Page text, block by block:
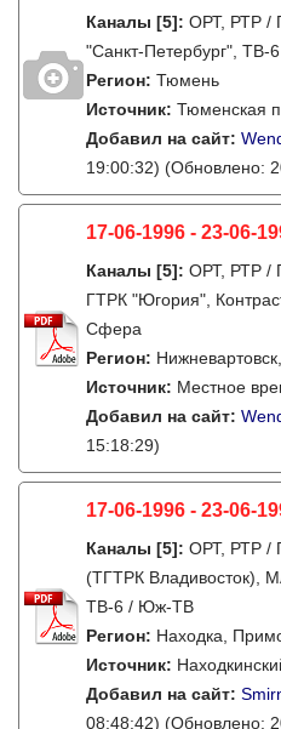
Каналы [5]: ОРТ, РТР /
"Санкт-Петербург", ТВ-
Регион: Тюмень
Источник: Тюменская
Добавил на сайт:
19:00:32) (Обновлено:
17-06-1996 - 23-06-
Каналы [5]: ОРТ, РТР /
ГТРК "Югория",
Сфера
Регион:
Источник: Местное
Добавил на сайт:
15:18:29)
17-06-1996 - 23-06-
Каналы [5]: ОРТ, РТР /
(ТГТРК Владивосток),
ТВ-6 / Юж-ТВ
Регион: Находка,
Источник:
Добавил на сайт:
08:48:42) (Обновлено: